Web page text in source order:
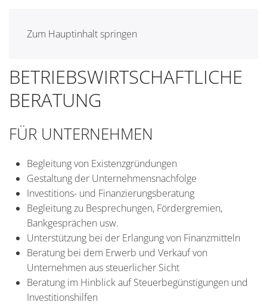
Zum Hauptinhalt springen
BETRIEBSWIRTSCHAFTLICHE
BERATUNG
FÜR UNTERNEHMEN
Begleitung von Existenzgründungen
Gestaltung der Unternehmensnachfolge
Investitions- und Finanzierungsberatung
Begleitung zu Besprechungen, Fördergremien,
Bankgesprächen usw.
Unterstützung bei der Erlangung von Finanzmitteln
Beratung bei dem Erwerb und Verkauf von
Unternehmen aus steuerlicher Sicht
Beratung im Hinblick auf Steuerbegünstigungen und
Investitionshilfen